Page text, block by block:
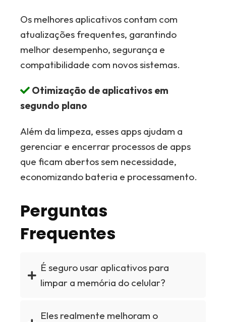
Os melhores aplicativos contam com
atualizações frequentes, garantindo
melhor desempenho, segurança e
compatibilidade com novos sistemas.
Otimização de aplicativos em
segundo plano
Além da limpeza, esses apps ajudam a
gerenciar e encerrar processos de apps
que ficam abertos sem necessidade,
economizando bateria e processamento.
Perguntas
Frequentes
É seguro usar aplicativos para
limpar a memória do celular?
Eles realmente melhoram o